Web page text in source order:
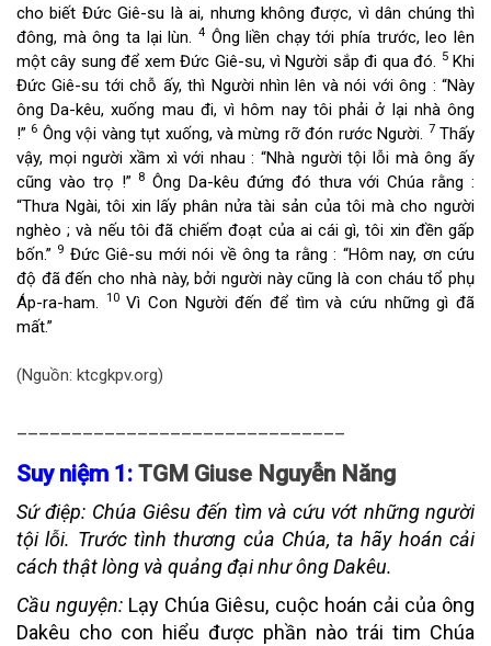
cho biết Đức Giê-su là ai, nhưng không được, vì dân chúng thì
đông, mà ông ta lại lùn. 4Ông liền chạy tới phía trước, leo lên
một cây sung để xem Đức Giê-su, vì Người sắp đi qua đó. 5Khi
Đức Giê-su tới chỗ ấy, thì Người nhìn lên và nói với ông : “Này
ông Da-kêu, xuống mau đi, vì hôm nay tôi phải ở lại nhà ông
!” 6 Ông vội vàng tụt xuống, và mừng rỡ đón rước Người. 7Thấy
vậy, mọi người xầm xì với nhau : “Nhà người tội lỗi mà ông ấy
cũng vào trọ !”
8 Ông Da-kêu đứng đó thưa với Chúa rằng :
“Thưa Ngài, tôi xin lấy phân nửa tài sản của tôi mà cho người
nghèo ; và nếu tôi đã chiếm đoạt của ai cái gì, tôi xin đền gấp
bốn.” 9 Đức Giê-su mới nói về ông ta rằng : “Hôm nay, ơn cứu
độ đã đến cho nhà này, bởi người này cũng là con cháu tổ phụ
Áp-ra-ham.
10Vì Con Người đến để tìm và cứu những gì đã
mất.”
(Nguồn: ktcgkpv.org)
Suy niệm 1: TGM Giuse Nguyễn Năng
Sứ điệp: Chúa Giêsu đến tìm và cứu vớt những người
tội lỗi. Trước tình thương của Chúa, ta hãy hoán cải
cách thật lòng và quảng đại như ông Dakêu.
Cầu nguyện: Lạy Chúa Giêsu, cuộc hoán cải của ông
Dakêu cho con hiểu được phần nào trái tim Chúa